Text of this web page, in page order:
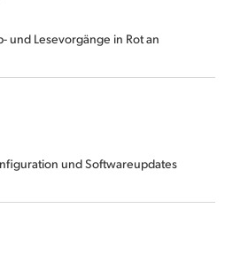
und Lesevorgänge in Rot an
und Softwareupdates